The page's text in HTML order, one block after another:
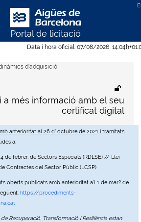
Data i hora oficial: 07/08/2026 14:04h
anterioritat al 26 d' octubre de 2021 i tramitats
a:
de febrer, de Sectors Especials (RDLSE) // Llei
Contractes del Sector Públic (LCSP)
oberts publicats amb anterioritat a'l 1 de mar? de
https://procediments-
Recuperació, Transformació i Resiliència estan
Portal de licitació
a més informació amb el seu
certificat digital
d'adquisició